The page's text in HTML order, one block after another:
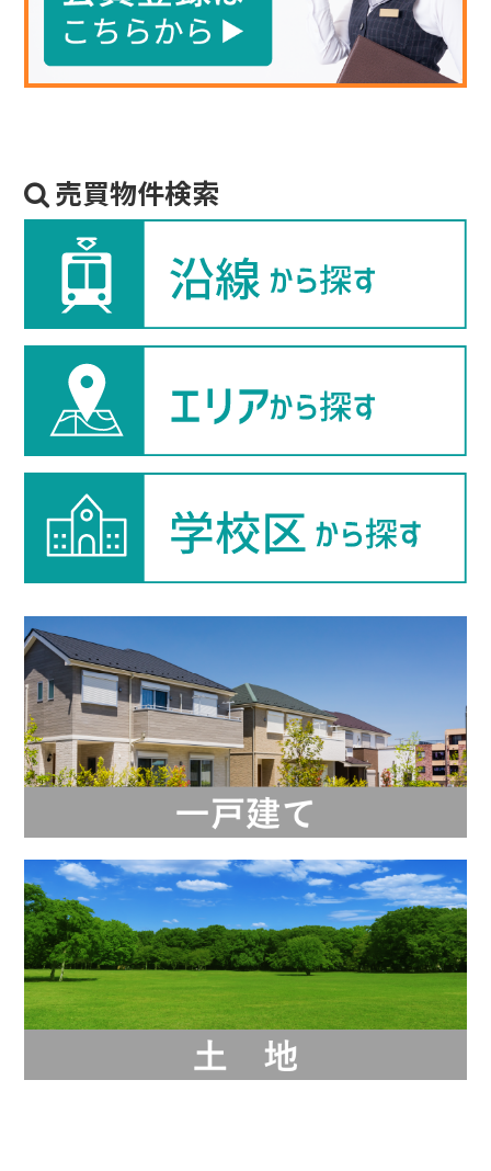
売買物件検索